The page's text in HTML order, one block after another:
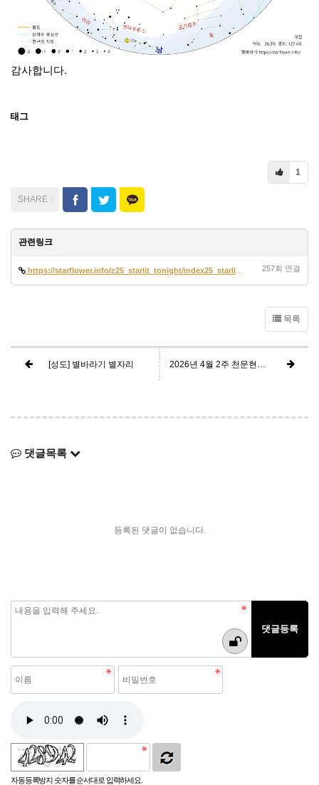
감사합니다.
태그
1
관련링크
https://starflower.info/z25_starlit_tonight/index25_starlit_tonight.ht… 257회 연결
목록
[성도] 별바라기 별자리 2026년 4월 2주 천문현상 정보 요약
댓글목록
등록된 댓글이 없습니다.
자동등록방지 숫자를 순서대로 입력하세요.